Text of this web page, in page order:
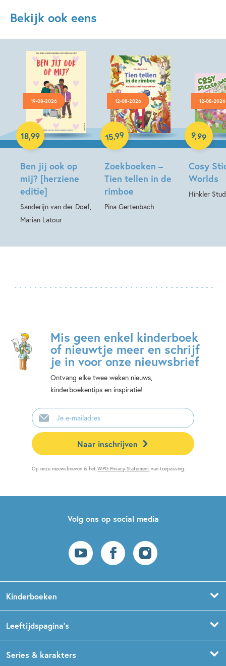
Bekijk ook eens
19-08-2026
Ben jij ook op
mij? [herziene
editie]
Sanderijn van der Doef,
Marian Latour
18,99
Hardcover
12-08-2026
Zoekboeken –
Tien tellen in de
rimboe
Pina Gertenbach
15,99
Hardcover
12-08-2026
Cosy
Worlds
Hinkler
9,99
Paperback
Mis geen enkel kinderboek
of nieuwtje meer en schrijf
je in voor onze nieuwsbrief
Ontvang elke twee weken nieuws,
kinderboekentips en inspiratie!
E-
mailadres
Naar inschrijven
Op onze nieuwsbrieven is hetWPG Privacy Statement van toepassing.
Volg ons op social media
Kinderboeken
Prentenboeken
Leeftijdspagina’s
Series & karakters